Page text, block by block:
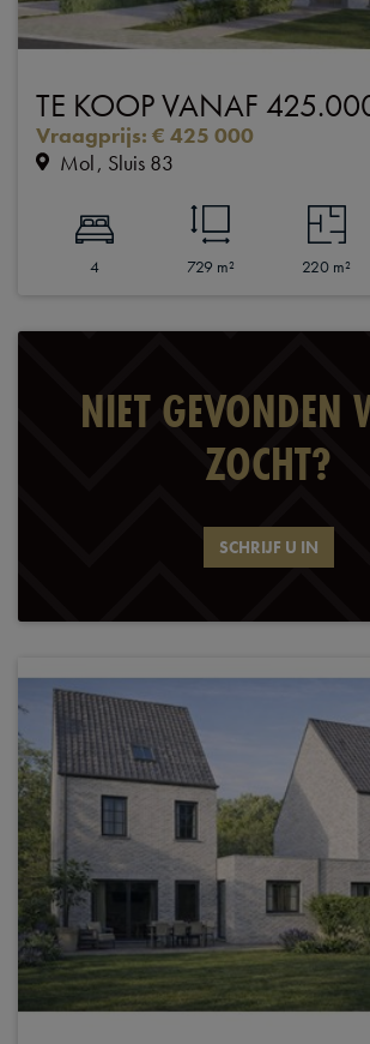
TE KOOP VANAF
Vraagprijs: € 425 000
Mol Sluis 83
4 729 m² 220 m²
NIET GEVONDEN
ZOCHT?
SCHRIJF U IN